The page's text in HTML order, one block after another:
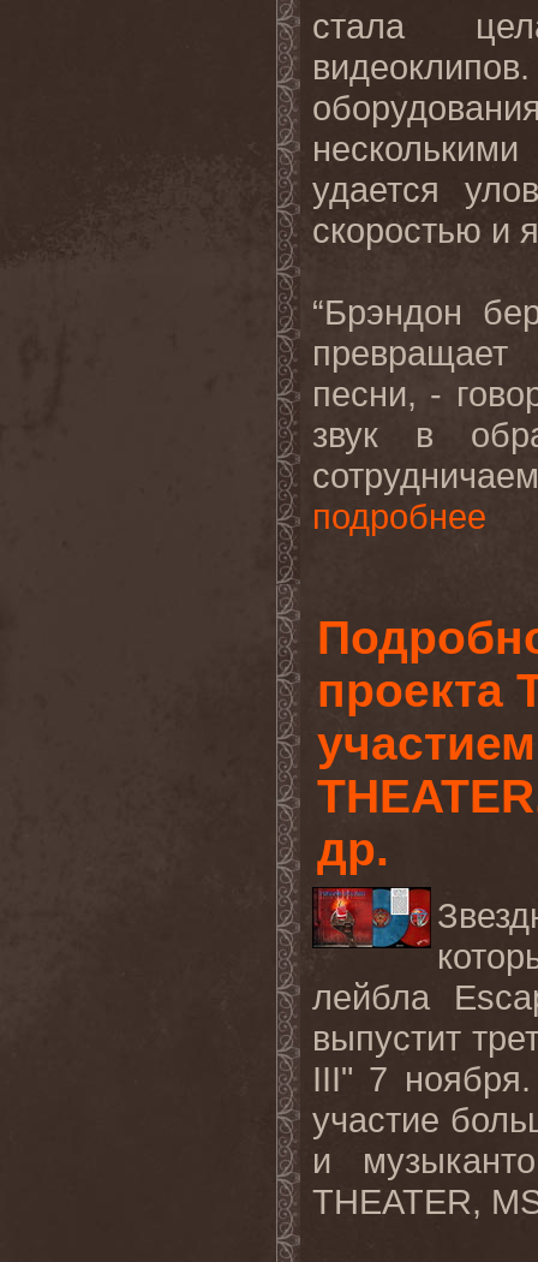
стала
удается
скоростью и
“Брэндон
песни, -
звук в
подробнее
проекта
др.
лейбла
выпустит
III" 7
участие
и
THEATER,